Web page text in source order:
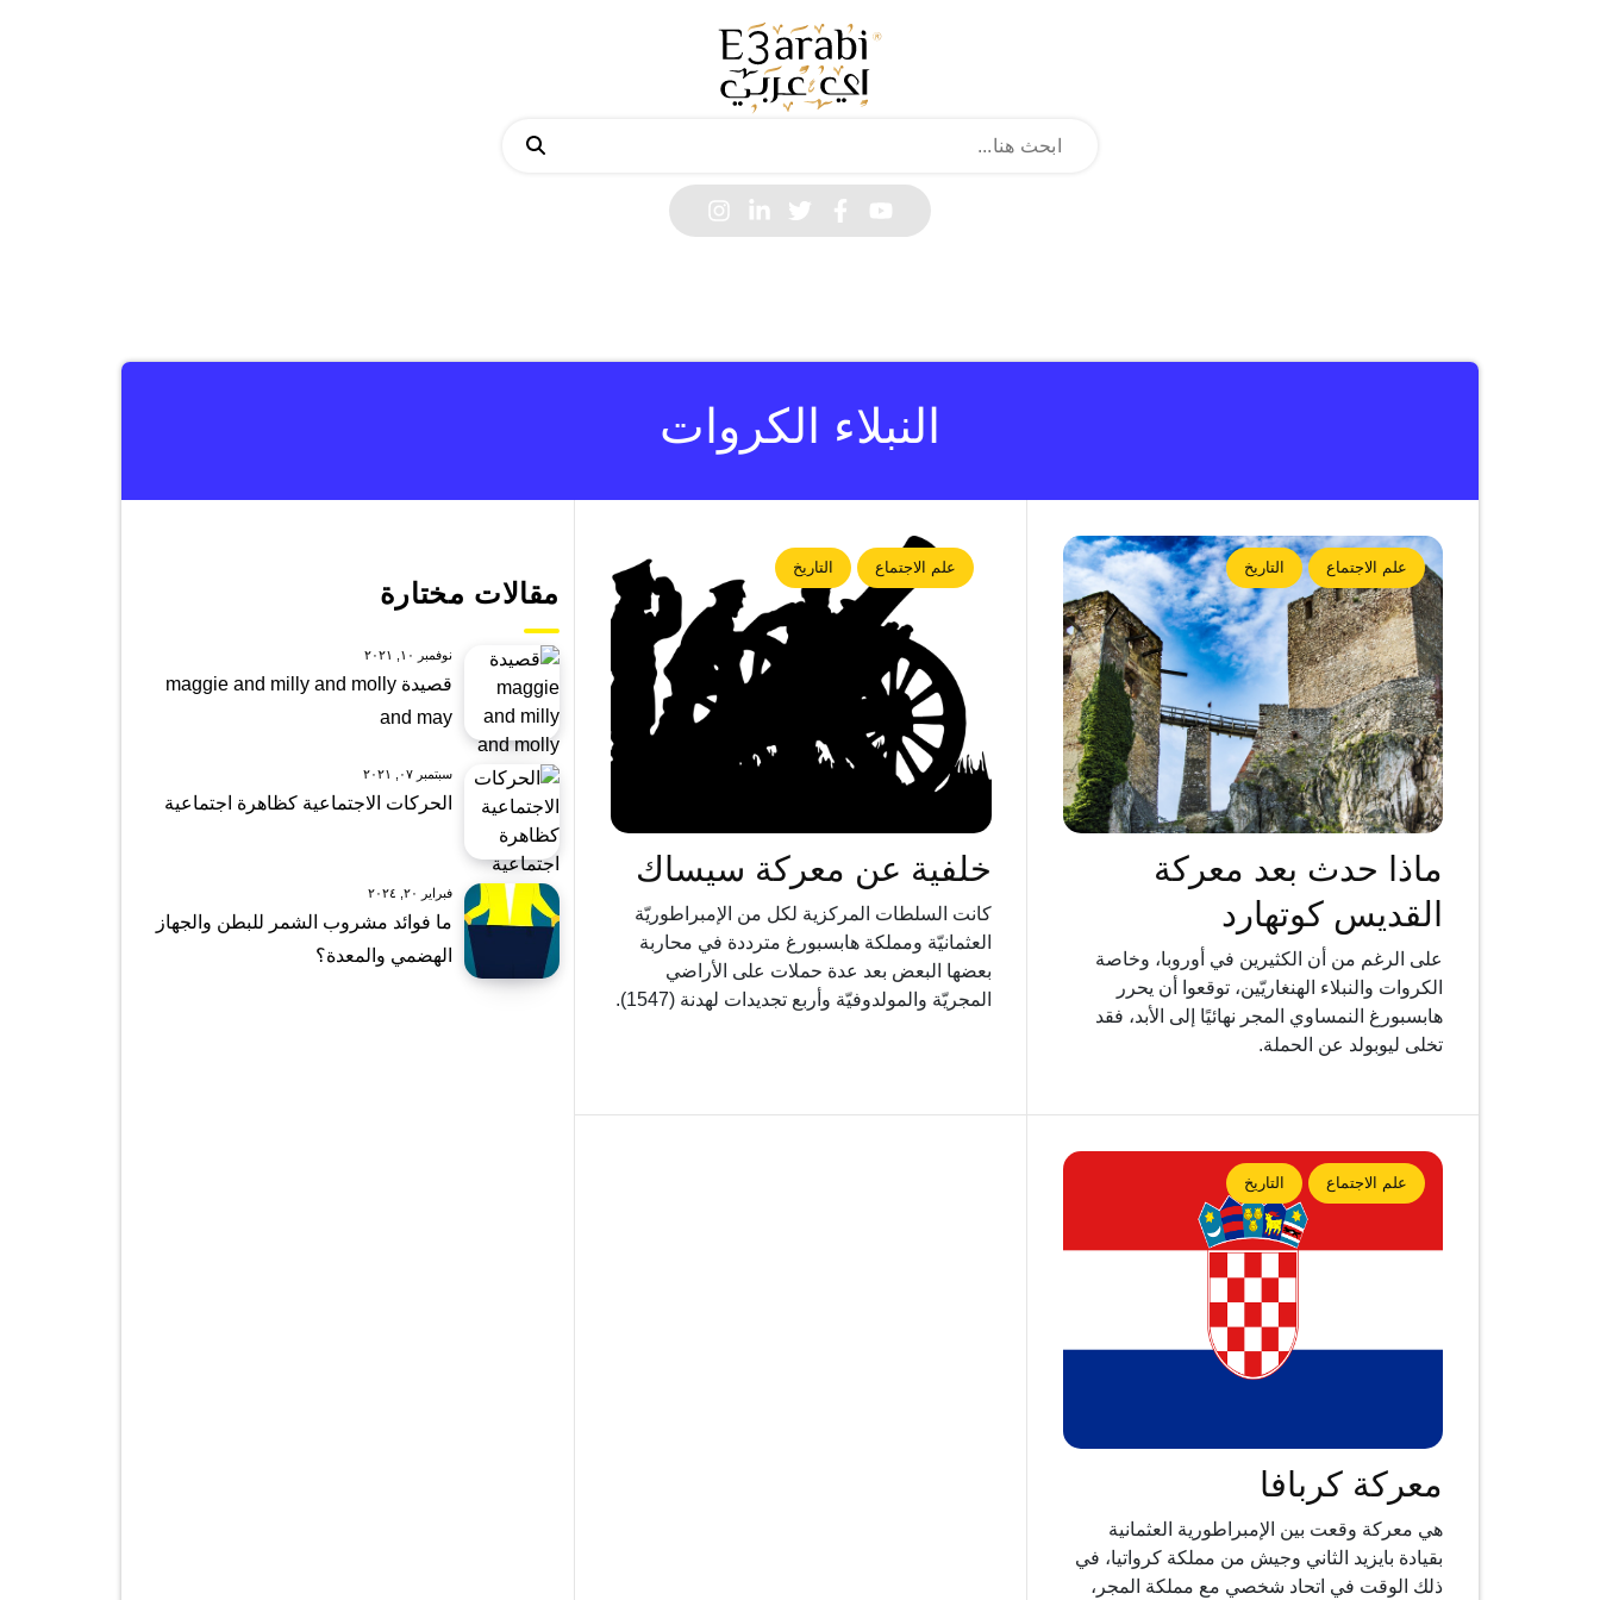
النبلاء الكروات
علم الاجتماع التاريخ
ماذا حدث بعد معركة
القديس كوتهارد
على الرغم من أن الكثيرين في أوروبا، وخاصة
الكروات والنبلاء الهنغاريّين، توقعوا أن يحرر
هابسبورغ النمساوي المجر نهائيًا إلى الأبد، فقد
تخلى ليوبولد عن الحملة.
علم الاجتماع التاريخ
خلفية عن معركة سيساك
كانت السلطات المركزية لكل من الإمبراطوريّة
العثمانيّة ومملكة هابسبورغ مترددة في محاربة
بعضها البعض بعد عدة حملات على الأراضي
المجريّة والمولدوفيّة وأربع تجديدات لهدنة (1547).
علم الاجتماع التاريخ
معركة كربافا
هي معركة وقعت بين الإمبراطورية العثمانية
بقيادة بايزيد الثاني وجيش من مملكة كرواتيا، في
ذلك الوقت في اتحاد شخصي مع مملكة المجر،
مقالات مختارة
نوفمبر ١٠, ٢٠٢١
قصيدة maggie and milly and molly
and may
سبتمبر ٠٧, ٢٠٢١
الحركات الاجتماعية كظاهرة اجتماعية
فبراير ٢٠, ٢٠٢٤
ما فوائد مشروب الشمر للبطن والجهاز
الهضمي والمعدة؟